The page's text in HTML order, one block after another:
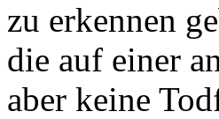
zu erkennen
die auf einer
aber keine